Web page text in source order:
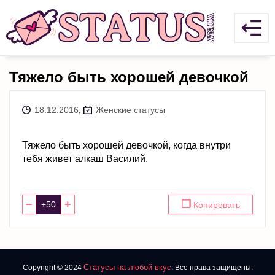
Тяжело быть хорошей девочкой
18.12.2016 Женские статусы
Тяжело быть хорошей девочкой, когда внутри
тебя живет алкаш Василий.
− + ❐ Копировать
Copyright © 2024 Статусы на любой вкус. Все права защищены.